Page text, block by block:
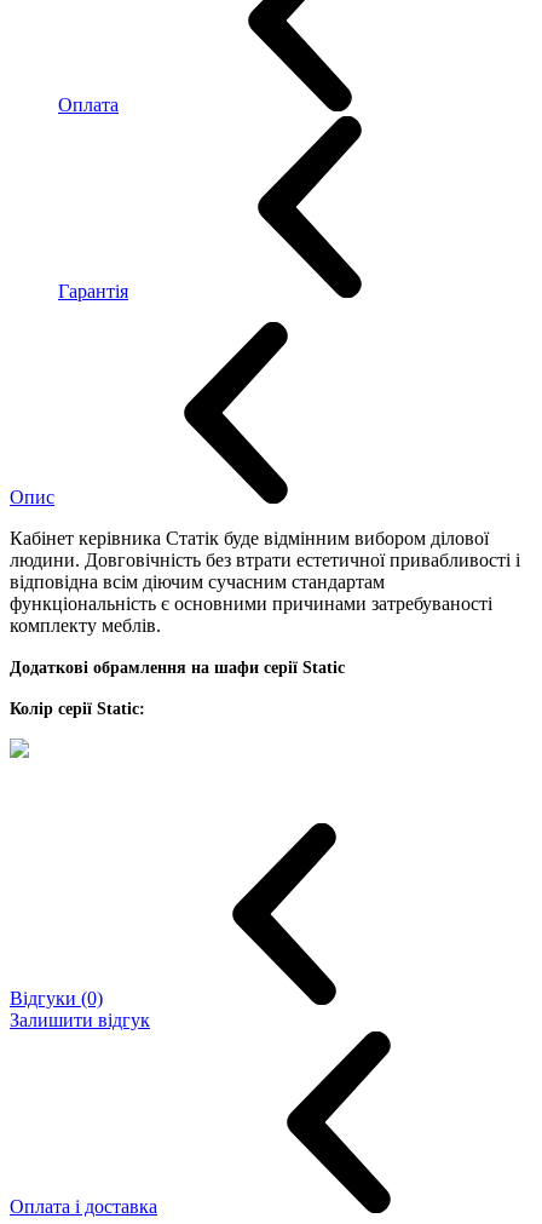
Оплата
Гарантія
Опис
Кабінет керівника Статік буде відмінним вибором ділової
людини. Довговічність без втрати естетичної привабливості і
відповідна всім діючим сучасним стандартам
функціональність є основними причинами затребуваності
комплекту меблів.
Додаткові обрамлення на шафи серії Static
Колір серії Static:
Відгуки (0)
Залишити відгук
Оплата і доставка